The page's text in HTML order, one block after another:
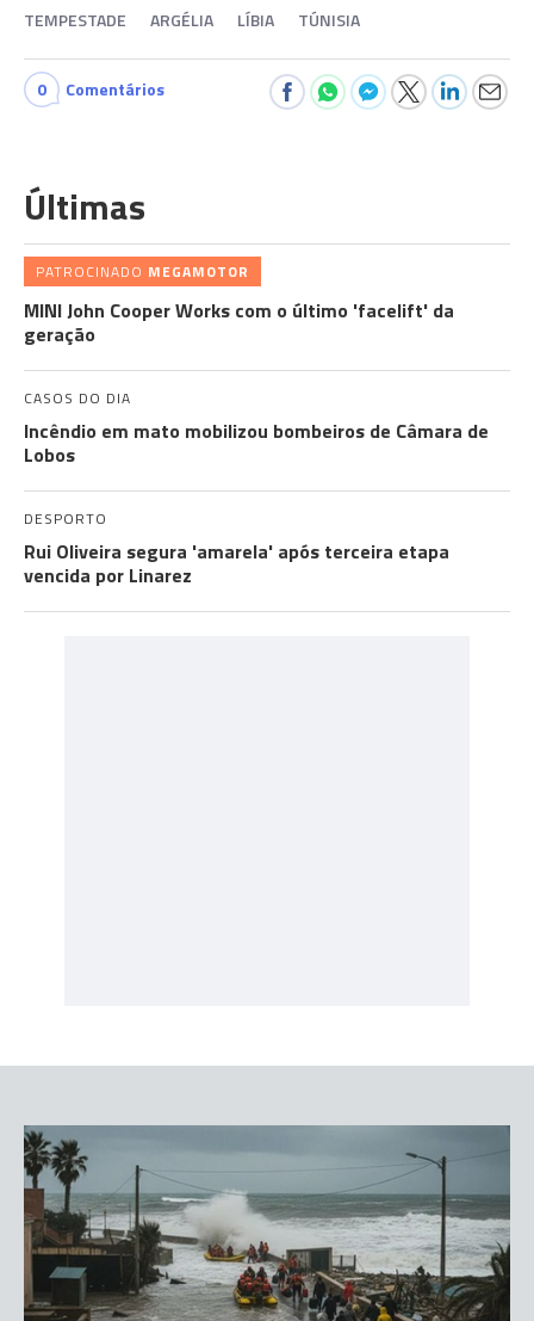
TEMPESTADE ARGÉLIA LÍBIA TÚNISIA
0 Comentários
Últimas
PATROCINADO MEGAMOTOR
MINI John Cooper Works com o último 'facelift' da
geração
CASOS DO DIA
Incêndio em mato mobilizou bombeiros de Câmara de
Lobos
DESPORTO
Rui Oliveira segura 'amarela' após terceira etapa
vencida por Linarez